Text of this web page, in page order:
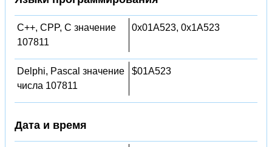
C++, CPP, C значение
107811
0x01A523, 0x1A523
Delphi, Pascal значение
числа 107811
$01A523
Дата и время